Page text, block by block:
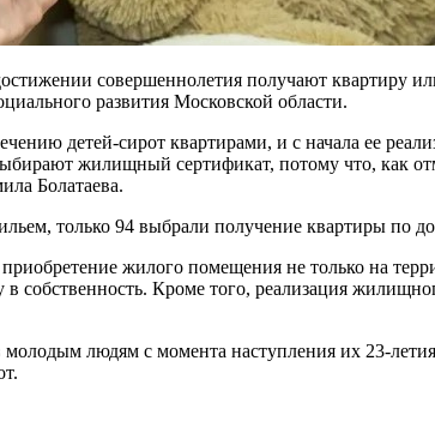
совершеннолетия получают
развития Московской области.
детей-сирот квартирами, и с начала ее
жилищный сертификат, потому что, как
Болатаева.
только 94 выбрали получение квартиры по
жилого помещения не только на
собственность. Кроме того, реализация
людям с момента наступления их 23-